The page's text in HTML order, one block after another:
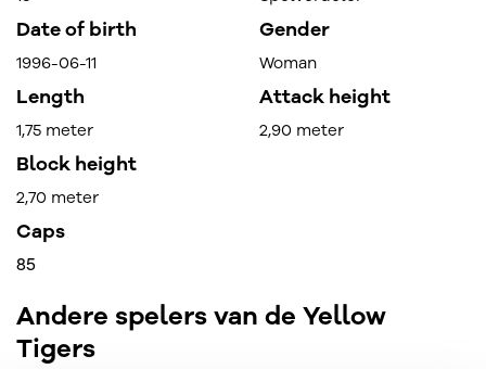
Date of birth
1996-06-11
Gender
Woman
Length
1,75 meter
Attack height
2,90 meter
Block height
2,70 meter
Caps
85
Andere spelers van de Yellow
Tigers